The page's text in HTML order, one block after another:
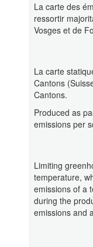
La carte des
ressortir
Vosges et de
La carte
Cantons
Cantons.
Produced as
emissions per
Limiting
temperature,
emissions of a
during the
emissions and